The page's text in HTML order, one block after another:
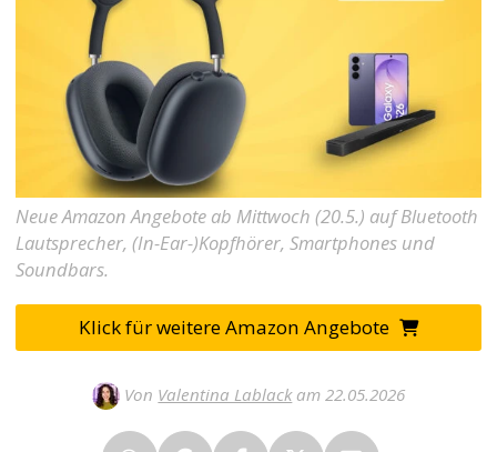
Neue Amazon Angebote ab Mittwoch (20.5.) auf Bluetooth
Lautsprecher, (In-Ear-)Kopfhörer, Smartphones und
Soundbars.
Klick für weitere Amazon Angebote
Von Valentina Lablack am 22.05.2026